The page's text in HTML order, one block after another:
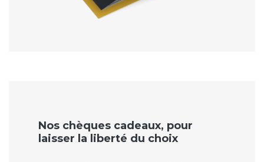
Nos chèques cadeaux, pour
laisser la liberté du choix